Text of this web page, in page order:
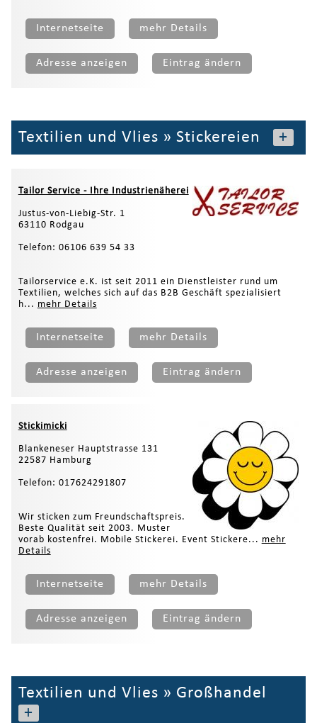
Internetseite mehr Details
Adresse anzeigen Eintrag ändern
Textilien und Vlies » Stickereien +
Tailor Service - Ihre Industrienäherei
Justus-von-Liebig-Str. 1
63110 Rodgau
Telefon: 06106 639 54 33
Tailorservice e.K. ist seit 2011 ein Dienstleister rund um
Textilien, welches sich auf das B2B Geschäft spezialisiert
h... mehr Details
Internetseite mehr Details
Adresse anzeigen Eintrag ändern
Stickimicki
Blankeneser Hauptstrasse 131
22587 Hamburg
Telefon: 017624291807
Wir sticken zum Freundschaftspreis.
Beste Qualität seit 2003. Muster
vorab kostenfrei. Mobile Stickerei. Event Stickere... mehr
Details
Internetseite mehr Details
Adresse anzeigen Eintrag ändern
Textilien und Vlies » Großhandel
+